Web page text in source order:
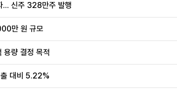
... 신주 328만주 발행
만 원 규모
용량 결정 목적
대비 5.22%